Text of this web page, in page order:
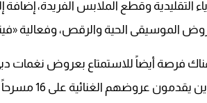
التقليدية وقطع الملابس الفريدة،
الموسيقى الحية والرقص، وفعالية
فرصة أيضاً للاستمتاع بعروض نغمات
الفنانين